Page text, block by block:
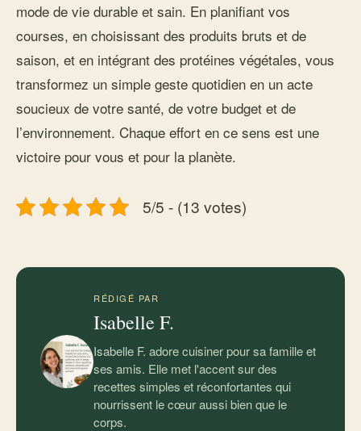
mode de vie durable et sain. En planifiant vos
courses, en choisissant des produits bruts et de
saison, et en intégrant des protéines végétales, vous
transformez un simple geste quotidien en un acte
soucieux de votre santé, de votre budget et de
l’environnement. Chaque effort en ce sens est une
victoire pour vous et pour la planète.
5/5 - (13 votes)
RÉDIGÉ PAR
Isabelle F.
Isabelle F. adore cuisiner pour sa famille et
ses amis. Elle met l'accent sur des
recettes simples et réconfortantes qui
nourrissent le cœur aussi bien que le
corps.